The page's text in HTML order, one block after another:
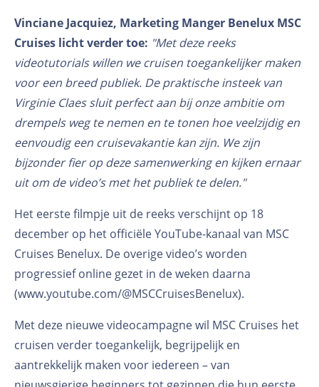
Vinciane Jacquiez, Marketing Manger Benelux MSC
Cruises licht verder toe: "Met deze reeks
videotutorials willen we cruisen toegankelijker maken
voor een breed publiek. De praktische insteek van
Virginie Claes sluit perfect aan bij onze ambitie om
drempels weg te nemen en te tonen hoe veelzijdig en
eenvoudig een cruisevakantie kan zijn. We zijn
bijzonder fier op deze samenwerking en kijken ernaar
uit om de video’s met het publiek te delen."
Het eerste filmpje uit de reeks verschijnt op 18
december op het officiële YouTube-kanaal van MSC
Cruises Benelux. De overige video’s worden
progressief online gezet in de weken daarna
(www.youtube.com/@MSCCruisesBenelux).
Met deze nieuwe videocampagne wil MSC Cruises het
cruisen verder toegankelijk, begrijpelijk en
aantrekkelijk maken voor iedereen – van